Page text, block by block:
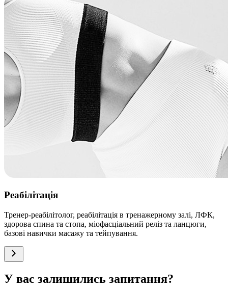
Реабілітація
Тренер-реабілітолог, реабілітація в тренажерному залі, ЛФК,
здорова спина та стопа, міофасціальний реліз та ланцюги,
базові навички масажу та тейпування.
У вас залишились запитання?